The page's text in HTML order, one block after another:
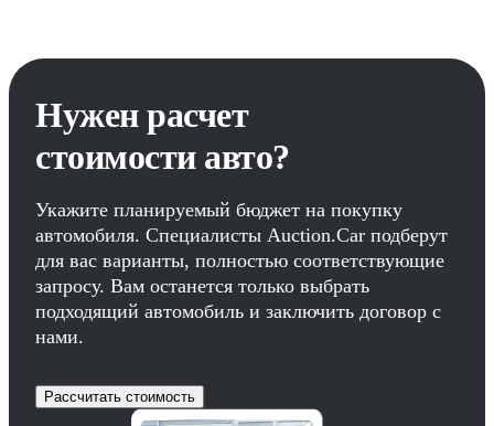
Нужен расчет
стоимости авто?
Укажите планируемый бюджет на покупку
автомобиля. Специалисты Auction.Car подберут
для вас варианты, полностью соответствующие
запросу. Вам останется только выбрать
подходящий автомобиль и заключить договор с
нами.
Рассчитать стоимость